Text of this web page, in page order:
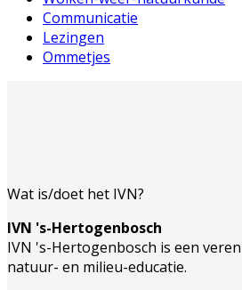
Communicatie
Lezingen
Ommetjes
Wat is/doet het IVN?
IVN 's-Hertogenbosch
IVN 's-Hertogenbosch is een
natuur- en milieu-educatie.